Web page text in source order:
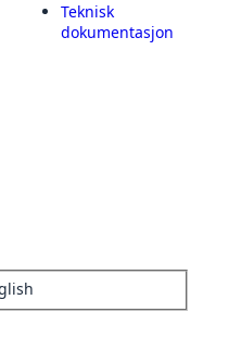
Teknisk
dokumentasjon